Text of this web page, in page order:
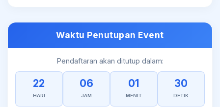
Waktu Penutupan Event
Pendaftaran akan ditutup dalam:
22
HARI
06
JAM
01
MENIT
30
DETIK